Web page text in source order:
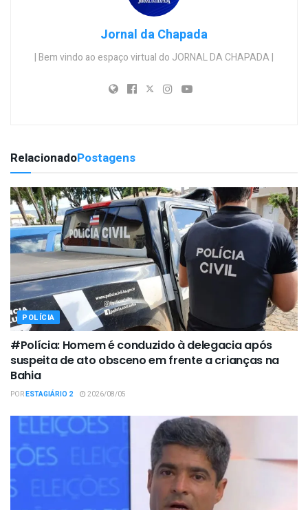
Jornal da Chapada
| Bem vindo ao espaço virtual do JORNAL DA CHAPADA |
RelacionadoPostagens
POLÍCIA
#Polícia: Homem é conduzido à delegacia após
suspeita de ato obsceno em frente a crianças na
Bahia
PORESTAGIÁRIO 2 2026/08/05